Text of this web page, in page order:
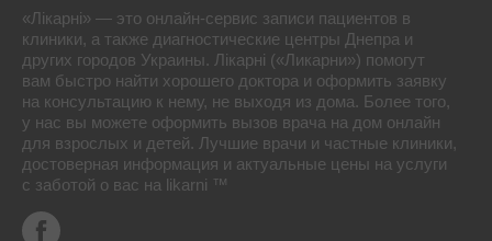
«Лікарні» — это онлайн-сервис записи пациентов в
клиники, а также диагностические центры Днепра и
других городов Украины. Лікарні («Ликарни») помогут
вам быстро найти хорошего доктора и оформить заявку
на консультацию к нему, не выходя из дома. Более того,
у нас вы можете оформить вызов врача на дом онлайн
для взрослых и детей. Лучшие врачи и частные клиники,
достоверная информация и актуальные цены на услуги
с заботой о вас на likarni ™